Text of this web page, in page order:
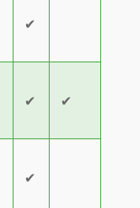
✔
✔ ✔
✔